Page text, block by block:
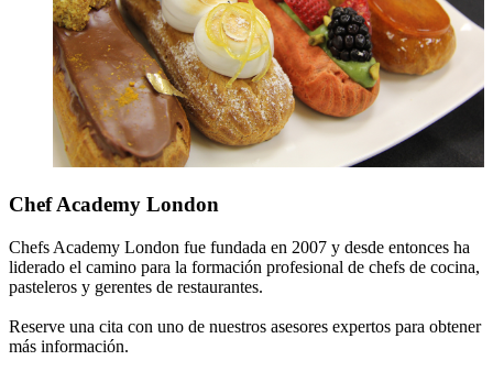
Chef Academy London
Chefs Academy London fue fundada en 2007 y desde entonces ha
liderado el camino para la formación profesional de chefs de cocina,
pasteleros y gerentes de restaurantes.
Reserve una cita con uno de nuestros asesores expertos para obtener
más información.